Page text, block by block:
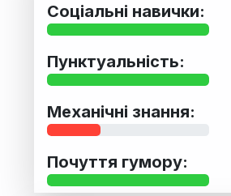
Соціальні навички:
Пунктуальність:
Механічні знання:
Почуття гумору: